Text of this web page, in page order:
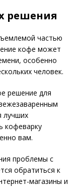
решения
частью
кофе может
особенно
человек.
решение для
лучших
кофеварку
вам.
проблемы с
обратиться к
магазины и